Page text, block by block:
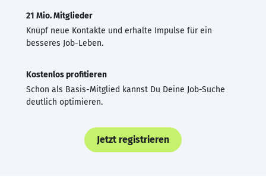
21 Mio. Mitglieder
Knüpf neue Kontakte und erhalte Impulse für ein
besseres Job-Leben.
Kostenlos profitieren
Schon als Basis-Mitglied kannst Du Deine Job-Suche
deutlich optimieren.
Jetzt registrieren